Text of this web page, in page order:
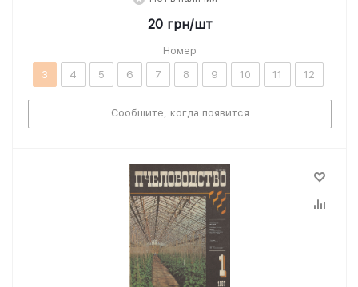
20грн/шт
Номер
3 4 5 6 7 8 9 10 11 12
Сообщите, когда появится